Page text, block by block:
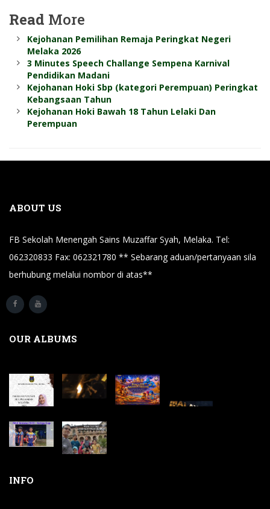
Read More
Kejohanan Pemilihan Remaja Peringkat Negeri
Melaka 2026
3 Minutes Speech Challange Sempena Karnival
Pendidikan Madani
Kejohanan Hoki Sbp (kategori Perempuan) Peringkat
Kebangsaan Tahun
Kejohanan Hoki Bawah 18 Tahun Lelaki Dan
Perempuan
ABOUT US
FB Sekolah Menengah Sains Muzaffar Syah, Melaka. Tel:
062320833 Fax: 062321780 ** Sebarang aduan/pertanyaan sila
berhubung melalui nombor di atas**
OUR ALBUMS
INFO